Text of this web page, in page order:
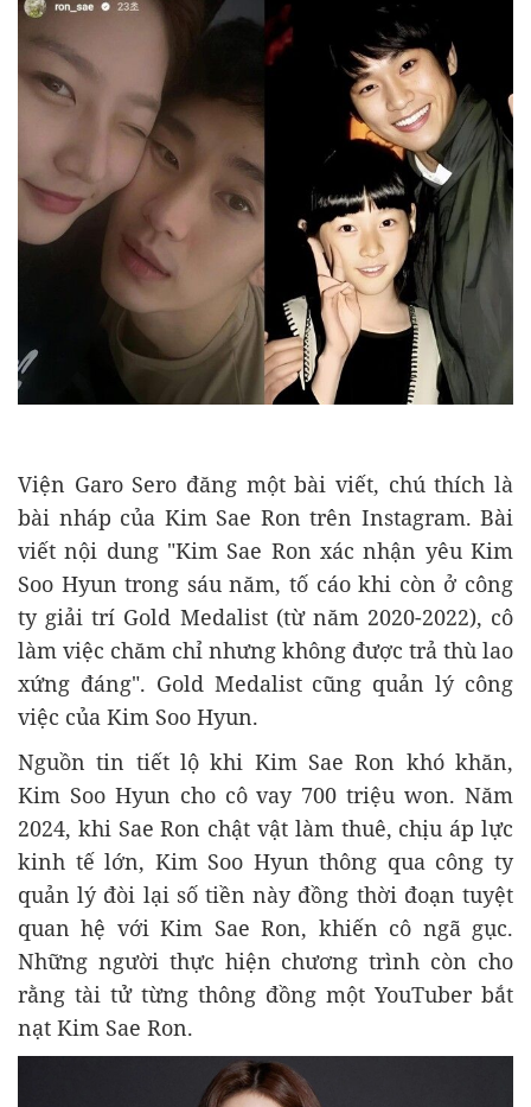
Viện Garo Sero đăng một bài viết, chú thích là
bài nháp của Kim Sae Ron trên Instagram. Bài
viết nội dung "Kim Sae Ron xác nhận yêu Kim
Soo Hyun trong sáu năm, tố cáo khi còn ở công
ty giải trí Gold Medalist (từ năm 2020-2022), cô
làm việc chăm chỉ nhưng không được trả thù lao
xứng đáng". Gold Medalist cũng quản lý công
việc của Kim Soo Hyun.
Nguồn tin tiết lộ khi Kim Sae Ron khó khăn,
Kim Soo Hyun cho cô vay 700 triệu won. Năm
2024, khi Sae Ron chật vật làm thuê, chịu áp lực
kinh tế lớn, Kim Soo Hyun thông qua công ty
quản lý đòi lại số tiền này đồng thời đoạn tuyệt
quan hệ với Kim Sae Ron, khiến cô ngã gục.
Những người thực hiện chương trình còn cho
rằng tài tử từng thông đồng một YouTuber bắt
nạt Kim Sae Ron.